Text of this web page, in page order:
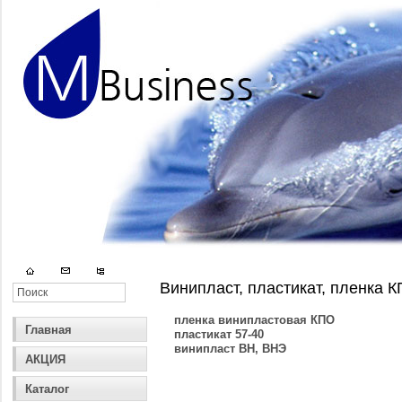
Главная
АКЦИЯ
Каталог
Винипласт, пластикат, пленка
пленка винипластовая КПО
пластикат 57-40
винипласт ВН, ВНЭ